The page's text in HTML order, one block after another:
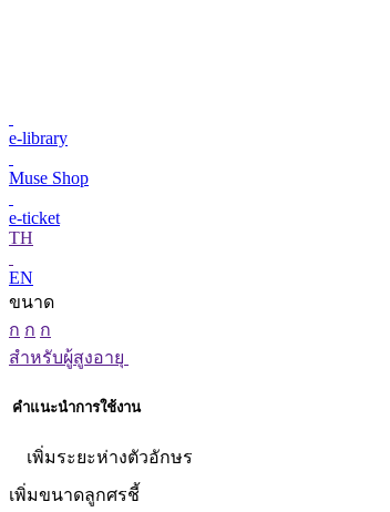
e-library
Muse Shop
e-ticket
TH
EN
ขนาด
ก ก ก
สำหรับผู้สูงอายุ
คำแนะนำการใช้งาน
เพิ่มระยะห่างตัวอักษร
เพิ่มขนาดลูกศรชี้